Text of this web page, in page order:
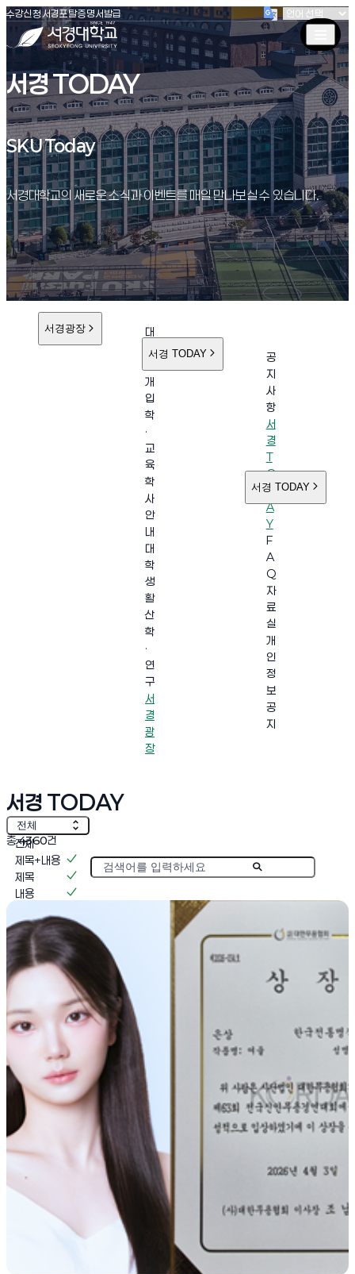
서경대학교
수강신청(새창 열림)
서경포탈(새창 열림)
증명서발급(새창 열림)
서경 TODAY
SKU Today
SKU Today
서경대학교의 새로운 소식과 이벤트를 매일 만나보실 수 있습니다.
서경광장
대
학
개
입
학
·
교
육
학
사
안
내
대
학
생
활
산
학
·
연
구
서
경
광
장
서경 TODAY
공
지
사
항
서
경
T
O
D
A
Y
F
A
Q
자
료
실
개
인
정
보
공
지
서경 TODAY
서경 TODAY
총4360건
전체
전체
제목+내용
제목
내용
게시물 검색